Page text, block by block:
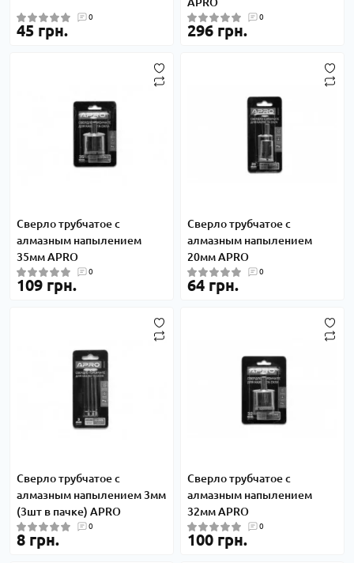
0
45 грн.
0
296 грн.
Сверло трубчатое с
алмазным напылением
35мм APRO
0
109 грн.
Сверло трубчатое с
алмазным напылением
20мм APRO
0
64 грн.
Сверло трубчатое с
алмазным напылением 3мм
(3шт в пачке) APRO
0
8 грн.
Сверло трубчатое с
алмазным напылением
32мм APRO
0
100 грн.